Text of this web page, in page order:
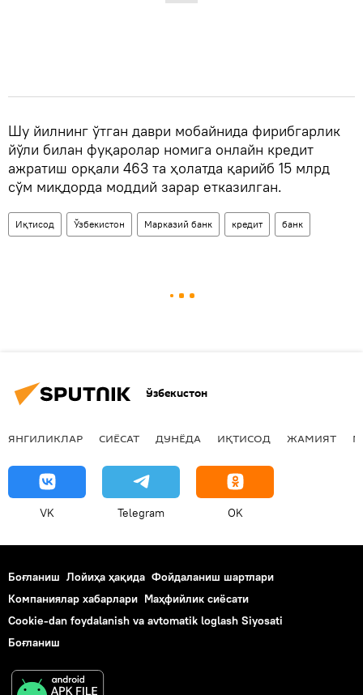
Шу йилнинг ўтган даври мобайнида фирибгарлик
йўли билан фуқаролар номига онлайн кредит
ажратиш орқали 463 та ҳолатда қарийб 15 млрд
сўм миқдорда моддий зарар етказилган.
Иқтисод Ўзбекистон Марказий банк кредит банк
Ўзбекистон
ЯНГИЛИКЛАР СИЁСАТ ДУНЁДА ИҚТИСОД ЖАМИЯТ
VK Telegram OK
Боғланиш Лойиҳа ҳақида Фойдаланиш шартлари
Компаниялар хабарлари Маҳфийлик сиёсати
Cookie-dan foydalanish va avtomatik loglash Siyosati
Боғланиш